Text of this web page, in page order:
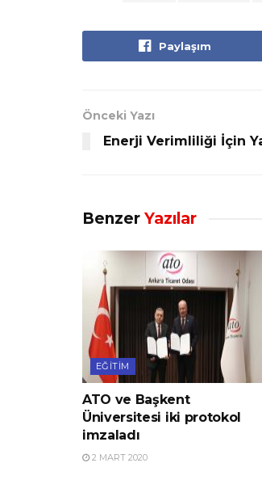
Paylaşım
Önceki Yazı
Enerji Verimliliği İçin
Benzer Yazılar
EĞITIM
ATO ve Başkent
Üniversitesi iki protokol
imzaladı
2 MART 2020